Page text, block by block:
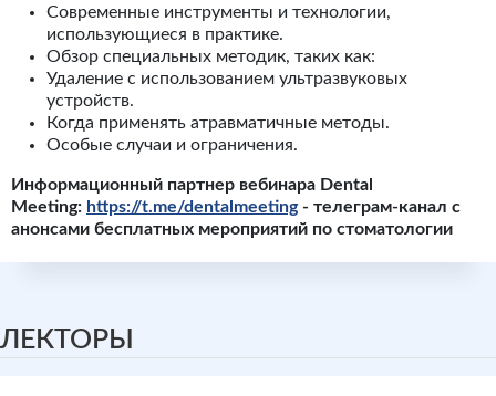
Современные инструменты и технологии,
использующиеся в практике.
Обзор специальных методик, таких как:
Удаление с использованием ультразвуковых
устройств.
Когда применять атравматичные методы.
Особые случаи и ограничения.
Информационный партнер вебинара Dental
Meeting: https://t.me/dentalmeeting- телеграм-канал с
анонсами бесплатных мероприятий по стоматологии
ЛЕКТОРЫ